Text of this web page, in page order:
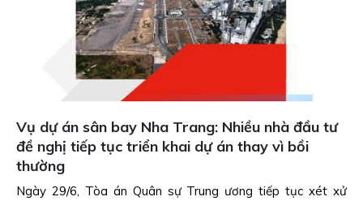
Vụ dự án sân bay Nha Trang: Nhiều nhà đầu tư
đề nghị tiếp tục triển khai dự án thay vì bồi
thường
Ngày 29/6, Tòa án Quân sự Trung ương tiếp tục xét xử